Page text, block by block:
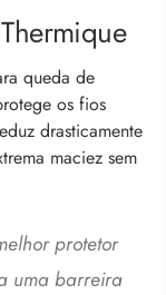
queda de
os fios
drasticamente
maciez sem
protetor
uma barreira